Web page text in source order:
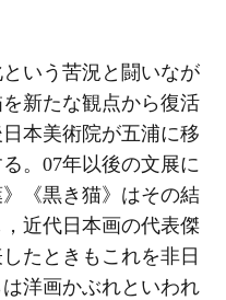
いう苦況と闘いなが
新たな観点から復活
本美術院が五浦に移
。07年以後の文展に
《黒き猫》はその結
近代日本画の代表傑
たときもこれを非日
洋画かぶれといわれ